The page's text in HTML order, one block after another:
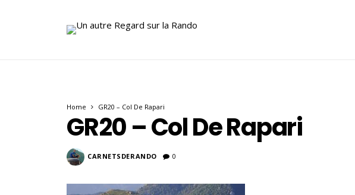
Home GR20 – Col De Rapari
GR20 – Col De Rapari
CARNETSDERANDO 0